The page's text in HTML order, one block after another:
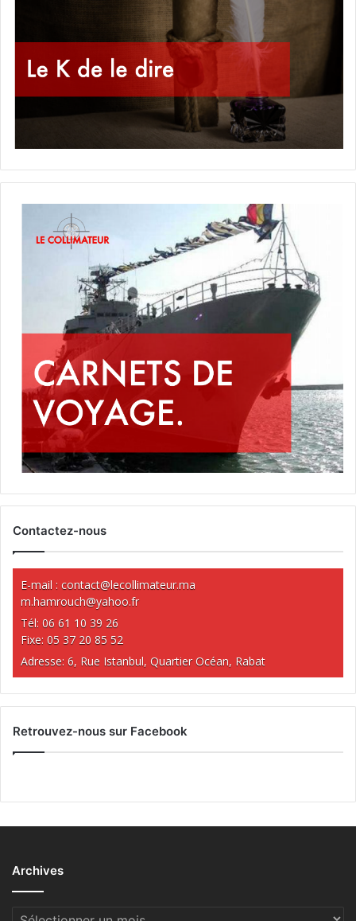
Contactez-nous
E-mail : contact@lecollimateur.ma
m.hamrouch@yahoo.fr
Tél: 06 61 10 39 26
Fixe: 05 37 20 85 52
Adresse: 6, Rue Istanbul, Quartier Océan, Rabat
Retrouvez-nous sur Facebook
Archives
Archives